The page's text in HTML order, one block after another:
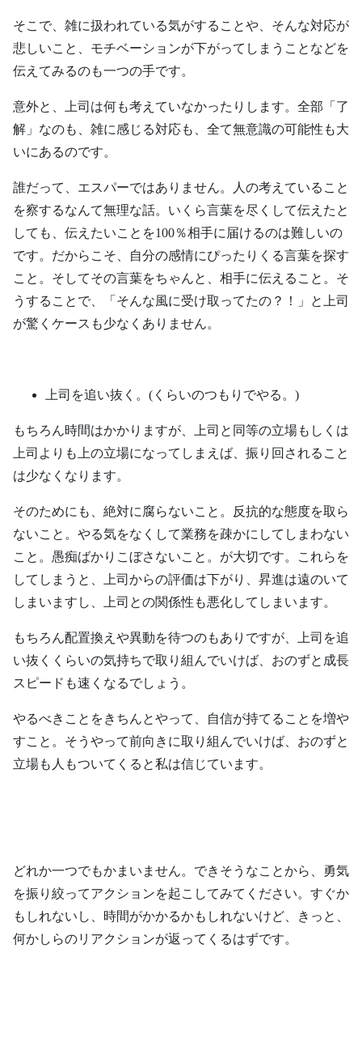
そこで、雑に扱われている気がすることや、そんな対応が
悲しいこと、モチベーションが下がってしまうことなどを
伝えてみるのも一つの手です。
意外と、上司は何も考えていなかったりします。全部「了
解」なのも、雑に感じる対応も、全て無意識の可能性も大
いにあるのです。
誰だって、エスパーではありません。人の考えていること
を察するなんて無理な話。いくら言葉を尽くして伝えたと
しても、伝えたいことを100％相手に届けるのは難しいの
です。だからこそ、自分の感情にぴったりくる言葉を探す
こと。そしてその言葉をちゃんと、相手に伝えること。そ
うすることで、「そんな風に受け取ってたの？！」と上司
が驚くケースも少なくありません。
上司を追い抜く。(くらいのつもりでやる。)
もちろん時間はかかりますが、上司と同等の立場もしくは
上司よりも上の立場になってしまえば、振り回されること
は少なくなります。
そのためにも、絶対に腐らないこと。反抗的な態度を取ら
ないこと。やる気をなくして業務を疎かにしてしまわない
こと。愚痴ばかりこぼさないこと。が大切です。これらを
してしまうと、上司からの評価は下がり、昇進は遠のいて
しまいますし、上司との関係性も悪化してしまいます。
もちろん配置換えや異動を待つのもありですが、上司を追
い抜くくらいの気持ちで取り組んでいけば、おのずと成長
スピードも速くなるでしょう。
やるべきことをきちんとやって、自信が持てることを増や
すこと。そうやって前向きに取り組んでいけば、おのずと
立場も人もついてくると私は信じています。
どれか一つでもかまいません。できそうなことから、勇気
を振り絞ってアクションを起こしてみてください。すぐか
もしれないし、時間がかかるかもしれないけど、きっと、
何かしらのリアクションが返ってくるはずです。